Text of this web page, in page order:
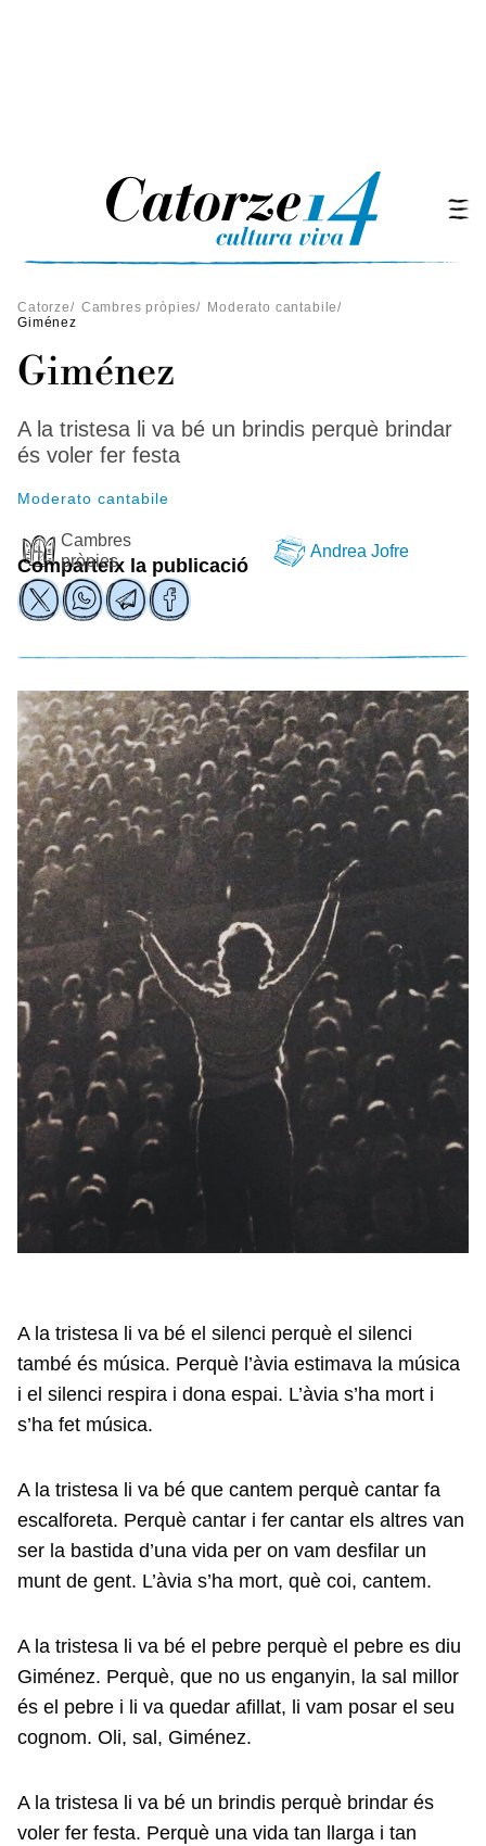
Catorze/ Cambres pròpies/ Moderato cantabile/
Giménez
Giménez
A la tristesa li va bé un brindis perquè brindar
és voler fer festa
Moderato cantabile
Cambres
pròpies
Andrea Jofre
Comparteix la publicació
A la tristesa li va bé el silenci perquè el silenci
també és música. Perquè l’àvia estimava la música
i el silenci respira i dona espai. L’àvia s’ha mort i
s’ha fet música.
A la tristesa li va bé que cantem perquè cantar fa
escalforeta. Perquè cantar i fer cantar els altres van
ser la bastida d’una vida per on vam desfilar un
munt de gent. L’àvia s’ha mort, què coi, cantem.
A la tristesa li va bé el pebre perquè el pebre es diu
Giménez. Perquè, que no us enganyin, la sal millor
és el pebre i li va quedar afillat, li vam posar el seu
cognom. Oli, sal, Giménez.
A la tristesa li va bé un brindis perquè brindar és
voler fer festa. Perquè una vida tan llarga i tan